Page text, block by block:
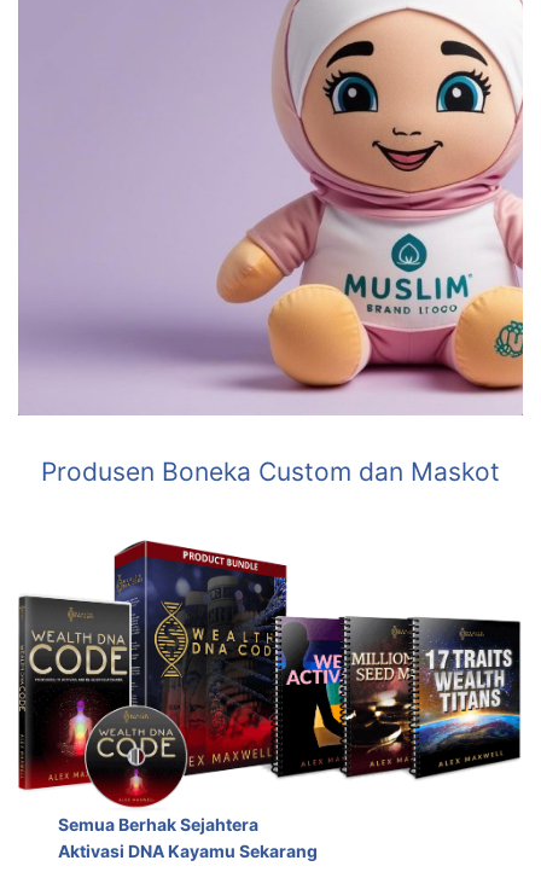
Produsen Boneka Custom dan Maskot
Semua Berhak Sejahtera
Aktivasi DNA Kayamu Sekarang